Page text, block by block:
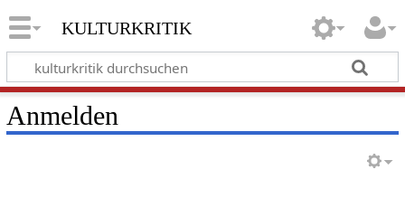
kulturkritik
Anmelden